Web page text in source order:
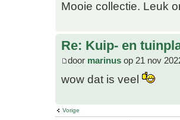
Mooie collectie. Leuk
Re: Kuip- en
door marinus op 21 nov
wow dat is veel
Vorige